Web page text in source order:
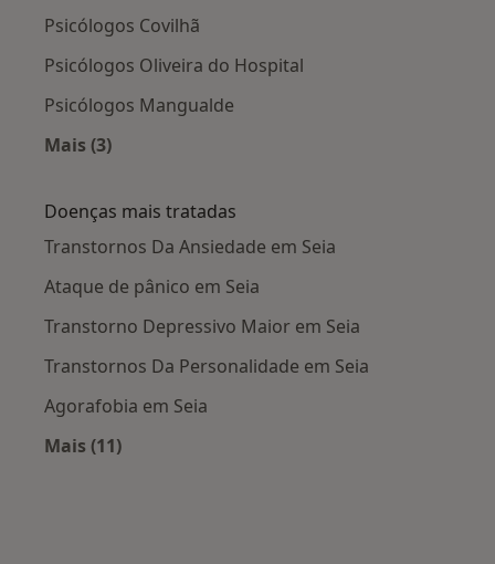
Psicólogos Covilhã
Psicólogos Oliveira do Hospital
Psicólogos Mangualde
Mais (3)
Doenças mais tratadas
Transtornos Da Ansiedade em Seia
Ataque de pânico em Seia
Transtorno Depressivo Maior em Seia
Transtornos Da Personalidade em Seia
Agorafobia em Seia
Mais (11)